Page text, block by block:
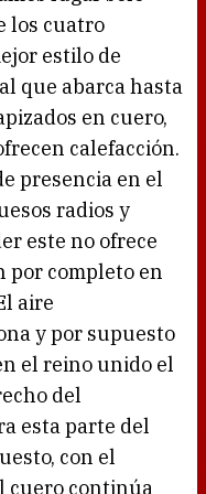
los cuatro
estilo de
que abarca hasta
en cuero,
calefacción.
presencia en el
radios y
este no ofrece
por completo en
aire
y por supuesto
el reino unido el
del
esta parte del
con el
cuero continúa